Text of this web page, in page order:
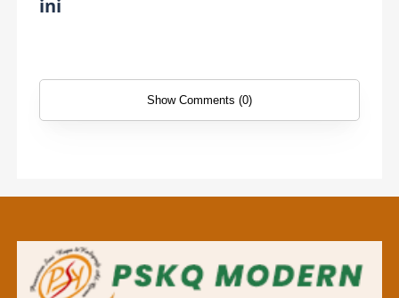
ini
Show Comments (0)